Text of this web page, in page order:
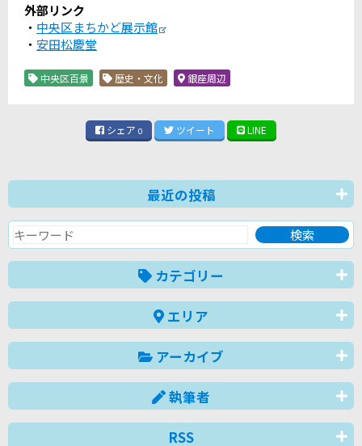
外部リンク
・ 中央区まちかど展示館
・ 安田松慶堂
中央区百景 歴史・文化 銀座周辺
シェア 0 ツイート LINE
最近の投稿
カテゴリー
エリア
アーカイブ
執筆者
RSS